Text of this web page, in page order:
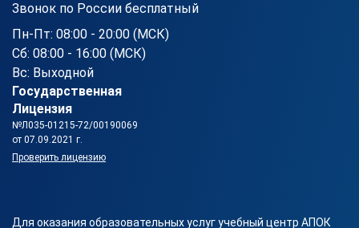
Звонок по России бесплатный
Пн-Пт: 08:00 - 20:00 (МСК)
Сб: 08:00 - 16:00 (МСК)
Вс: Выходной
Государственная
Лицензия
№Л035-01215-72/00190069
от 07.09.2021 г.
Проверить лицензию
Для оказания образовательных услуг учебный центр АПОК